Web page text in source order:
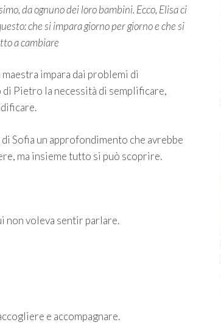
da ognuno dei loro bambini. Ecco, Elisa ci
che si impara giorno per giorno e che si
a cambiare
impara dai problemi di
Pietro la necessità di semplificare,
Sofia un approfondimento che avrebbe
ma insieme tutto si può scoprire.
non voleva sentir parlare.
e accompagnare.